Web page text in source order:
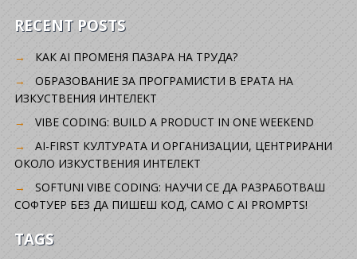
RECENT POSTS
КАК AI ПРОМЕНЯ ПАЗАРА НА ТРУДА?
ОБРАЗОВАНИЕ ЗА ПРОГРАМИСТИ В ЕРАТА НА
ИЗКУСТВЕНИЯ ИНТЕЛЕКТ
VIBE CODING: BUILD A PRODUCT IN ONE WEEKEND
AI-FIRST КУЛТУРАТА И ОРГАНИЗАЦИИ, ЦЕНТРИРАНИ
ОКОЛО ИЗКУСТВЕНИЯ ИНТЕЛЕКТ
SOFTUNI VIBE CODING: НАУЧИ СЕ ДА РАЗРАБОТВАШ
СОФТУЕР БЕЗ ДА ПИШЕШ КОД, САМО С AI PROMPTS!
TAGS